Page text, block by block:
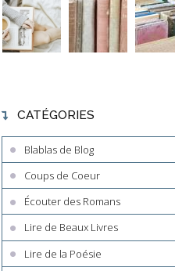
CATÉGORIES
Blablas de Blog
Coups de Coeur
Écouter des Romans
Lire de Beaux Livres
Lire de la Poésie